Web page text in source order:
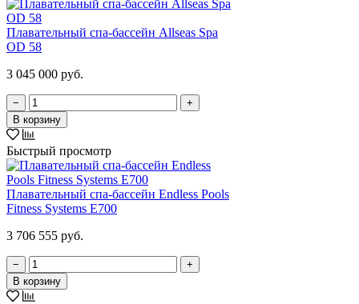
Плавательный спа-бассейн Allseas Spa
OD 58
3 045 000 руб.
−
+
В корзину
Быстрый просмотр
Плавательный спа-бассейн Endless Pools
Fitness Systems E700
3 706 555 руб.
−
+
В корзину